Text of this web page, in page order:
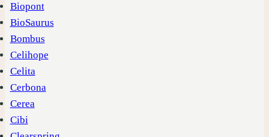
Biopont
BioSaurus
Bombus
Celihope
Celita
Cerbona
Cerea
Cibi